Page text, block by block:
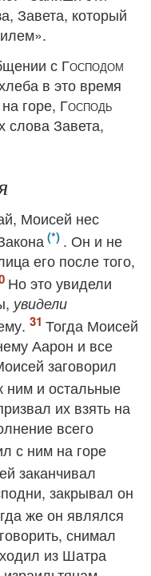
Завета, который
с Господом
в это время
горе, Господь
слова Завета,
Моисей нес
. Он и не
его после того,
Но это увидели
увидели
Тогда Моисей
Аарон и все
заговорил
ним и остальные
их взять на
всего
с ним на горе
заканчивал
закрывал он
же он являлся
снимал
из Шатра